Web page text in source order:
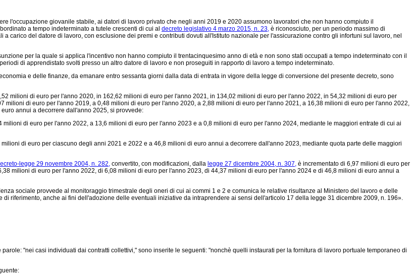
l'occupazione giovanile stabile, ai datori di lavoro privato che negli anni 2019 e 2020 assumono lavoratori che non hanno compiuto il
a tempo indeterminato a tutele crescenti di cui al decreto legislativo 4 marzo 2015, n. 23, è riconosciuto, per un periodo massimo di
carico del datore di lavoro, con esclusione dei premi e contributi dovuti all'Istituto nazionale per l'assicurazione contro gli infortuni sul lavoro, nel
per la quale si applica l'incentivo non hanno compiuto il trentacinquesimo anno di età e non sono stati occupati a tempo indeterminato con il
di apprendistato svolti presso un altro datore di lavoro e non proseguiti in rapporto di lavoro a tempo indeterminato.
e delle finanze, da emanare entro sessanta giorni dalla data di entrata in vigore della legge di conversione del presente decreto, sono
milioni di euro per l'anno 2020, in 162,62 milioni di euro per l'anno 2021, in 134,02 milioni di euro per l'anno 2022, in 54,32 milioni di euro per
di euro per l'anno 2019, a 0,48 milioni di euro per l'anno 2020, a 2,88 milioni di euro per l'anno 2021, a 16,38 milioni di euro per l'anno 2022,
annui a decorrere dall'anno 2025, si provvede:
di euro per l'anno 2022, a 13,6 milioni di euro per l'anno 2023 e a 0,8 milioni di euro per l'anno 2024, mediante le maggiori entrate di cui ai
di euro per ciascuno degli anni 2021 e 2022 e a 46,8 milioni di euro annui a decorrere dall'anno 2023, mediante quota parte delle maggiori
legge 29 novembre 2004, n. 282, convertito, con modificazioni, dalla legge 27 dicembre 2004, n. 307, è incrementato di 6,97 milioni di euro per
milioni di euro per l'anno 2022, di 6,08 milioni di euro per l'anno 2023, di 44,37 milioni di euro per l'anno 2024 e di 46,8 milioni di euro annui a
sociale provvede al monitoraggio trimestrale degli oneri di cui ai commi 1 e 2 e comunica le relative risultanze al Ministero del lavoro e delle
riferimento, anche ai fini dell'adozione delle eventuali iniziative da intraprendere ai sensi dell'articolo 17 della legge 31 dicembre 2009, n. 196».
parole: "nei casi individuati dai contratti collettivi," sono inserite le seguenti: "nonchè quelli instaurati per la fornitura di lavoro portuale temporaneo di